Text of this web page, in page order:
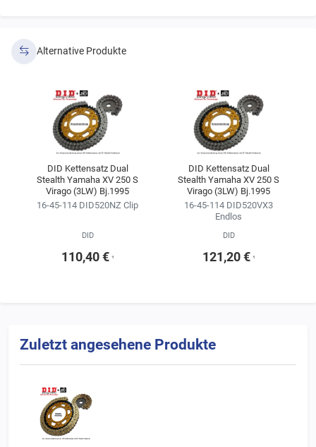
Alternative Produkte
DID Kettensatz Dual
Stealth Yamaha XV 250 S
Virago (3LW) Bj.1995
16-45-114 DID520NZ Clip
DID
110,40 € ¹
DID Kettensatz Dual
Stealth Yamaha XV 250 S
Virago (3LW) Bj.1995
16-45-114 DID520VX3
Endlos
DID
121,20 € ¹
Zuletzt angesehene Produkte